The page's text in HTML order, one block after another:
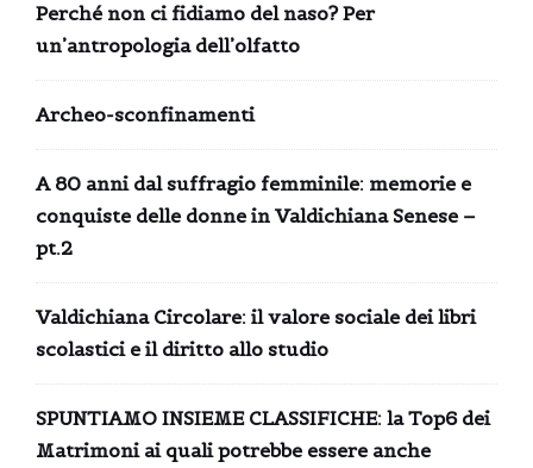
Perché non ci fidiamo del naso? Per
un’antropologia dell’olfatto
Archeo-sconfinamenti
A 80 anni dal suffragio femminile: memorie e
conquiste delle donne in Valdichiana Senese –
pt.2
Valdichiana Circolare: il valore sociale dei libri
scolastici e il diritto allo studio
SPUNTIAMO INSIEME CLASSIFICHE: la Top6 dei
Matrimoni ai quali potrebbe essere anche